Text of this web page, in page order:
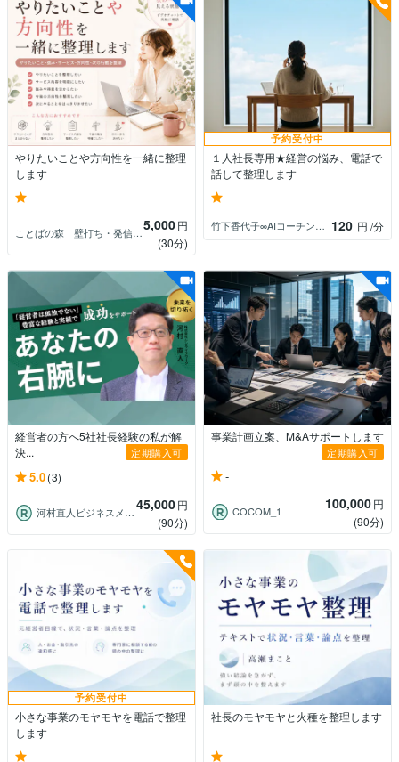
やりたいことや方向性を一緒に整理
します
-
ことばの森｜壁打ち・発信・才能整理 5,000円
(30分)
予約受付中
１人社長専用★経営の悩み、電話で
話して整理します
-
竹下香代子∞AIコーチングコンサルタント 120 円 /分
経営者の方へ5社社長経験の私が解
決...
定期購入可
5.0(3)
河村直人ビジネスメンター＆コンサルタント45,000円
(90分)
事業計画立案、M&Aサポートします
定期購入可
-
COCOM_1 100,000円
(90分)
予約受付中
小さな事業のモヤモヤを電話で整理
します
-
社長のモヤモヤと火種を整理します
-